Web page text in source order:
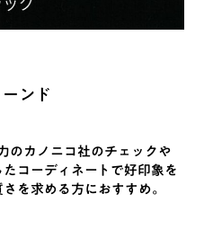
ンド
のカノニコ社のチェックや
コーディネートで好印象を
を求める方におすすめ。